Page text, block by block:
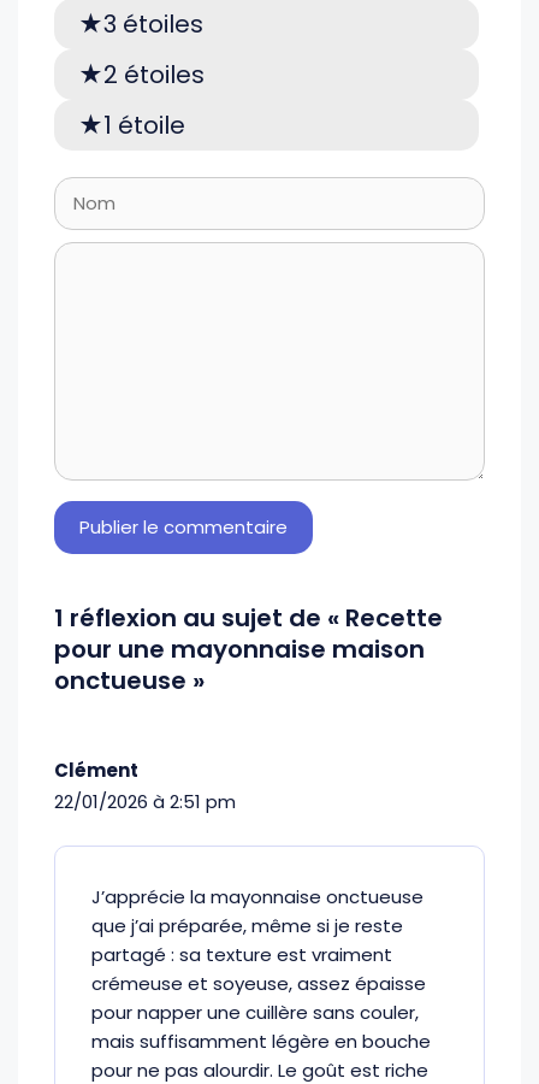
1 réflexion au sujet de « Recette
pour une mayonnaise maison
onctueuse »
Clément
22/01/2026 à 2:51 pm
J’apprécie la mayonnaise onctueuse
que j’ai préparée, même si je reste
partagé : sa texture est vraiment
crémeuse et soyeuse, assez épaisse
pour napper une cuillère sans couler,
mais suffisamment légère en bouche
pour ne pas alourdir. Le goût est riche
3 étoiles
2 étoiles
1 étoile